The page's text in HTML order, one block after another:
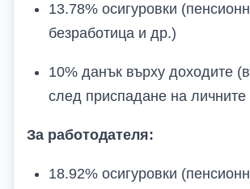
13.78% осигуровки
безработица и др.)
10% данък върху доходите
след приспадане на личните
За работодателя:
18.92% осигуровки